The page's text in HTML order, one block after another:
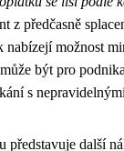
z předčasně
nabízejí možnost
být pro
s
představuje další